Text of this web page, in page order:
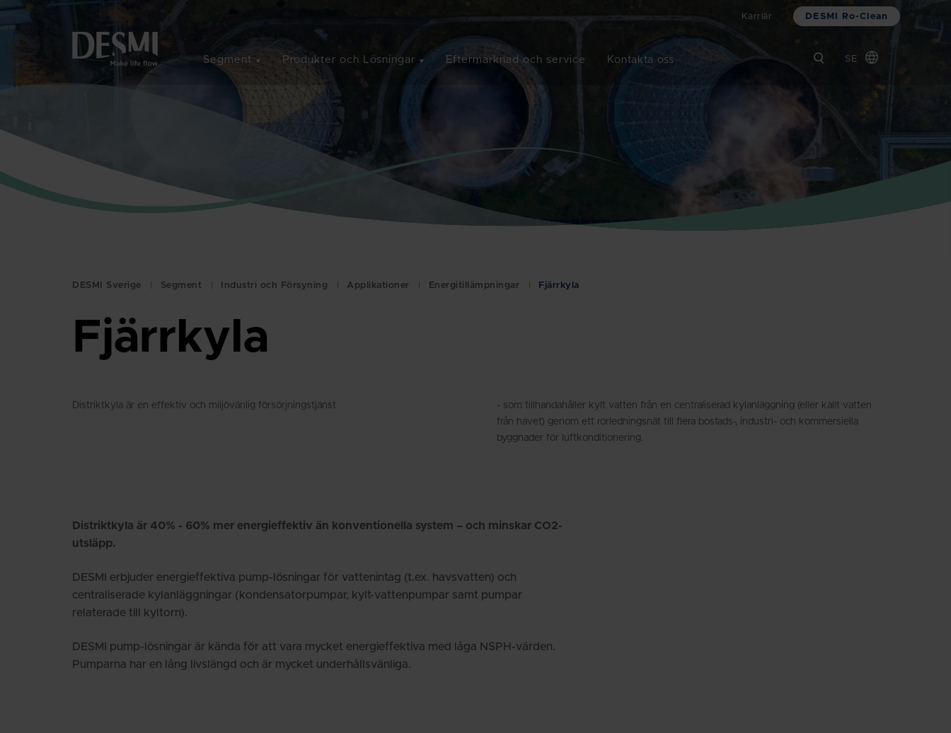
Karriär DESMI Ro-Clean
Segment Produkter och Lösningar Eftermarknad och service Kontakta oss SE
Global
Chinese
German
DESMI Sverige Segment Industri och Försyning Applikationer Energitillämpningar Fjärrkyla
Fjärrkyla
Distriktkyla är en effektiv och miljövänlig försörjningstjänst
- som tillhandahåller kylt vatten från en centraliserad kylanläggning (eller kallt vatten
från havet) genom ett rörledningsnät till flera bostads-, industri- och kommersiella
byggnader för luftkonditionering.
Distriktkyla är 40% - 60% mer energieffektiv än konventionella system – och minskar CO2-
utsläpp.
DESMI erbjuder energieffektiva pump-lösningar för vattenintag (t.ex. havsvatten) och
centraliserade kylanläggningar (kondensatorpumpar, kylt-vattenpumpar samt pumpar
relaterade till kyltorn).
DESMI pump-lösningar är kända för att vara mycket energieffektiva med låga NSPH-värden.
Pumparna har en lång livslängd och är mycket underhållsvänliga.